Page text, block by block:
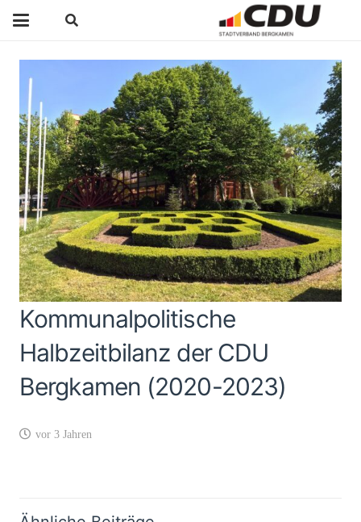
Kommunalpolitische
Halbzeitbilanz der CDU
Bergkamen (2020-2023)
vor 3 Jahren